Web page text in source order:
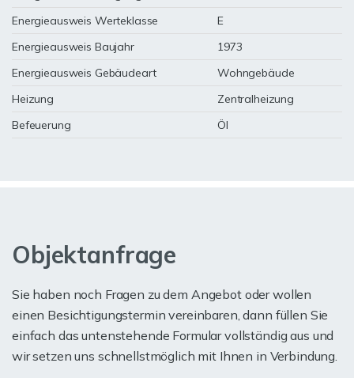
Energieausweis Werteklasse
E
Energieausweis Baujahr
1973
Energieausweis Gebäudeart
Wohngebäude
Heizung
Zentralheizung
Befeuerung
Öl
Objektanfrage
Sie haben noch Fragen zu dem Angebot oder wollen
einen Besichtigungstermin vereinbaren, dann füllen Sie
einfach das untenstehende Formular vollständig aus und
wir setzen uns schnellstmöglich mit Ihnen in Verbindung.